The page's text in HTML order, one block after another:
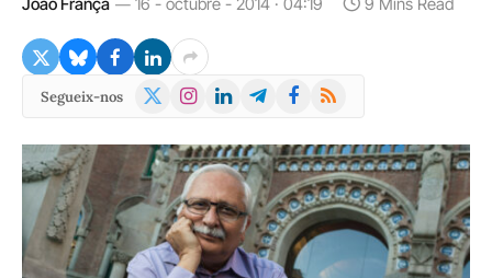
Segueix-nos
X
Instagram
LinkedInTelegramFacebook
RSS